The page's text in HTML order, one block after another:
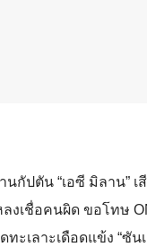
นกัปตัน “เอซี มิลาน” เ
หลงเชื่อคนผิด ขอโทษ
ทะเลาะเดือดแข้ง “ซั